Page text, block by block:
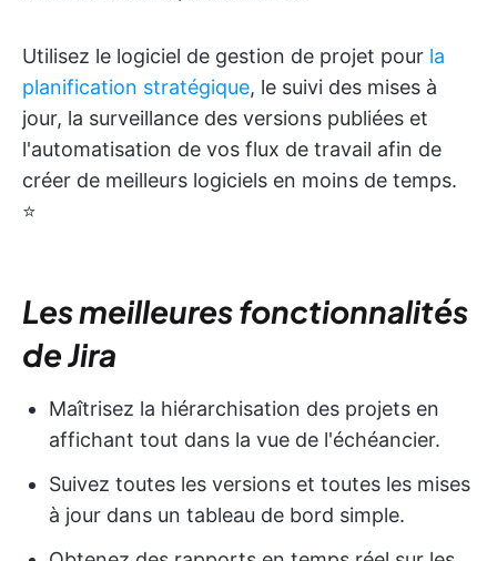
Utilisez le logiciel de gestion de projet pour la
planification stratégique, le suivi des mises à
jour, la surveillance des versions publiées et
l'automatisation de vos flux de travail afin de
créer de meilleurs logiciels en moins de temps.
⭐
Les meilleures fonctionnalités
de Jira
Maîtrisez la hiérarchisation des projets en
affichant tout dans la vue de l'échéancier.
Suivez toutes les versions et toutes les mises
à jour dans un tableau de bord simple.